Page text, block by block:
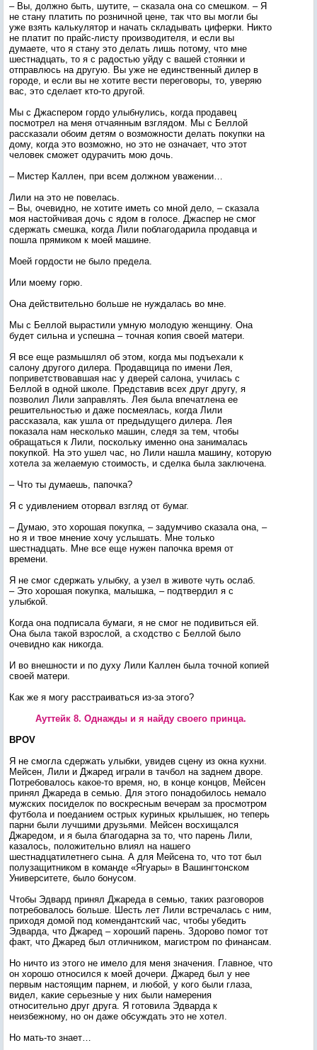
– Вы, должно быть, шутите, – сказала она со смешком. – Я
не стану платить по розничной цене, так что вы могли бы
уже взять калькулятор и начать складывать циферки. Никто
не платит по прайс-листу производителя, и если вы
думаете, что я стану это делать лишь потому, что мне
шестнадцать, то я с радостью уйду с вашей стоянки и
отправлюсь на другую. Вы уже не единственный дилер в
городе, и если вы не хотите вести переговоры, то, уверяю
вас, это сделает кто-то другой.
Мы с Джаспером гордо улыбнулись, когда продавец
посмотрел на меня отчаянным взглядом. Мы с Беллой
рассказали обоим детям о возможности делать покупки на
дому, когда это возможно, но это не означает, что этот
человек сможет одурачить мою дочь.
– Мистер Каллен, при всем должном уважении…
Лили на это не повелась.
– Вы, очевидно, не хотите иметь со мной дело, – сказала
моя настойчивая дочь с ядом в голосе. Джаспер не смог
сдержать смешка, когда Лили поблагодарила продавца и
пошла прямиком к моей машине.
Моей гордости не было предела.
Или моему горю.
Она действительно больше не нуждалась во мне.
Мы с Беллой вырастили умную молодую женщину. Она
будет сильна и успешна – точная копия своей матери.
Я все еще размышлял об этом, когда мы подъехали к
салону другого дилера. Продавщица по имени Лея,
поприветствовавшая нас у дверей салона, училась с
Беллой в одной школе. Представив всех друг другу, я
позволил Лили заправлять. Лея была впечатлена ее
решительностью и даже посмеялась, когда Лили
рассказала, как ушла от предыдущего дилера. Лея
показала нам несколько машин, следя за тем, чтобы
обращаться к Лили, поскольку именно она занималась
покупкой. На это ушел час, но Лили нашла машину, которую
хотела за желаемую стоимость, и сделка была заключена.
– Что ты думаешь, папочка?
Я с удивлением оторвал взгляд от бумаг.
– Думаю, это хорошая покупка, – задумчиво сказала она, –
но я и твое мнение хочу услышать. Мне только
шестнадцать. Мне все еще нужен папочка время от
времени.
Я не смог сдержать улыбку, а узел в животе чуть ослаб.
– Это хорошая покупка, малышка, – подтвердил я с
улыбкой.
Когда она подписала бумаги, я не смог не подивиться ей.
Она была такой взрослой, а сходство с Беллой было
очевидно как никогда.
И во внешности и по духу Лили Каллен была точной копией
своей матери.
Как же я могу расстраиваться из-за этого?
Ауттейк 8. Однажды и я найду своего принца.
BPOV
Я не смогла сдержать улыбки, увидев сцену из окна кухни.
Мейсен, Лили и Джаред играли в тачбол на заднем дворе.
Потребовалось какое-то время, но, в конце концов, Мейсен
принял Джареда в семью. Для этого понадобилось немало
мужских посиделок по воскресным вечерам за просмотром
футбола и поеданием острых куриных крылышек, но теперь
парни были лучшими друзьями. Мейсен восхищался
Джаредом, и я была благодарна за то, что парень Лили,
казалось, положительно влиял на нашего
шестнадцатилетнего сына. А для Мейсена то, что тот был
полузащитником в команде «Ягуары» в Вашингтонском
Университете, было бонусом.
Чтобы Эдвард принял Джареда в семью, таких разговоров
потребовалось больше. Шесть лет Лили встречалась с ним,
приходя домой под комендантский час, чтобы убедить
Эдварда, что Джаред – хороший парень. Здорово помог тот
факт, что Джаред был отличником, магистром по финансам.
Но ничто из этого не имело для меня значения. Главное, что
он хорошо относился к моей дочери. Джаред был у нее
первым настоящим парнем, и любой, у кого были глаза,
видел, какие серьезные у них были намерения
относительно друг друга. Я готовила Эдварда к
неизбежному, но он даже обсуждать это не хотел.
Но мать-то знает…